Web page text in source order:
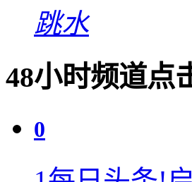
跳水
48小时频道点
0